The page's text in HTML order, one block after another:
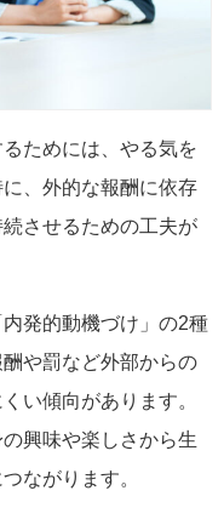
ためには、やる気を
、外的な報酬に依存
させるための工夫が
発的動機づけ」の2種
や罰など外部からの
い傾向があります。
興味や楽しさから生
ながります。